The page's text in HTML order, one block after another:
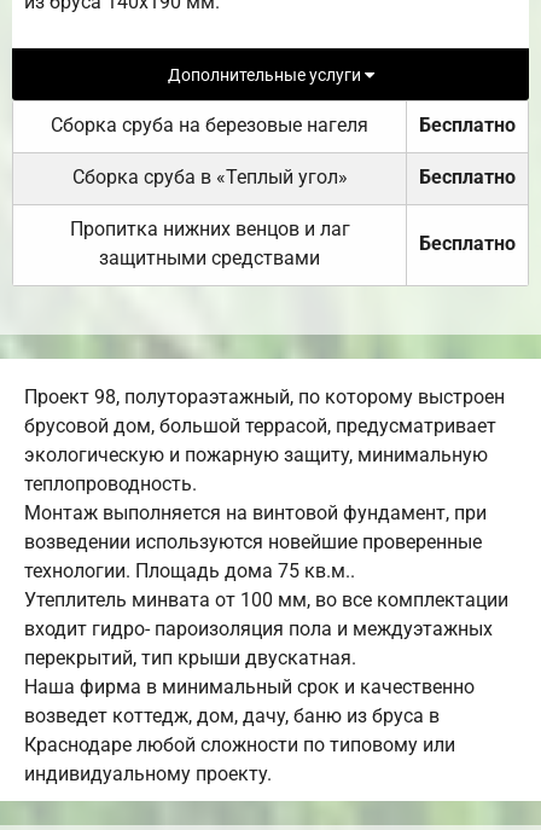
Дополнительные услуги
Сборка сруба на березовые нагеля Бесплатно
Сборка сруба в «Теплый угол» Бесплатно
Пропитка нижних венцов и лаг
защитными средствами
Бесплатно
Проект 98, полутораэтажный, по которому выстроен
брусовой дом, большой террасой, предусматривает
экологическую и пожарную защиту, минимальную
теплопроводность.
Монтаж выполняется на винтовой фундамент, при
возведении используются новейшие проверенные
технологии. Площадь дома 75 кв.м..
Утеплитель минвата от 100 мм, во все комплектации
входит гидро- пароизоляция пола и междуэтажных
перекрытий, тип крыши двускатная.
Наша фирма в минимальный срок и качественно
возведет коттедж, дом, дачу, баню из бруса в
Краснодаре любой сложности по типовому или
индивидуальному проекту.